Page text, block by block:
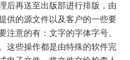
后再送至出版部进行排版，由
供的源文件以及客户的一些要
注意的有：文字的字体字号、
这些操作都是由特殊的软件完